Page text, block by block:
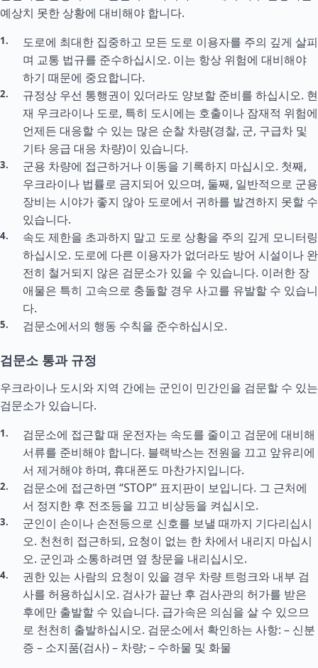
예상치 못한 상황에 대비해야 합니다.
도로에 최대한 집중하고 모든 도로 이용자를 주의 깊게 살피
며 교통 법규를 준수하십시오. 이는 항상 위험에 대비해야
하기 때문에 중요합니다.
규정상 우선 통행권이 있더라도 양보할 준비를 하십시오. 현
재 우크라이나 도로, 특히 도시에는 호출이나 잠재적 위험에
언제든 대응할 수 있는 많은 순찰 차량(경찰, 군, 구급차 및
기타 응급 대응 차량)이 있습니다.
군용 차량에 접근하거나 이동을 기록하지 마십시오. 첫째,
우크라이나 법률로 금지되어 있으며, 둘째, 일반적으로 군용
장비는 시야가 좋지 않아 도로에서 귀하를 발견하지 못할 수
있습니다.
속도 제한을 초과하지 말고 도로 상황을 주의 깊게 모니터링
하십시오. 도로에 다른 이용자가 없더라도 방어 시설이나 완
전히 철거되지 않은 검문소가 있을 수 있습니다. 이러한 장
애물은 특히 고속으로 충돌할 경우 사고를 유발할 수 있습니
다.
검문소에서의 행동 수칙을 준수하십시오.
검문소 통과 규정
우크라이나 도시와 지역 간에는 군인이 민간인을 검문할 수 있는
검문소가 있습니다.
검문소에 접근할 때 운전자는 속도를 줄이고 검문에 대비해
서류를 준비해야 합니다. 블랙박스는 전원을 끄고 앞유리에
서 제거해야 하며, 휴대폰도 마찬가지입니다.
검문소에 접근하면 “STOP” 표지판이 보입니다. 그 근처에
서 정지한 후 전조등을 끄고 비상등을 켜십시오.
군인이 손이나 손전등으로 신호를 보낼 때까지 기다리십시
오. 천천히 접근하되, 요청이 없는 한 차에서 내리지 마십시
오. 군인과 소통하려면 옆 창문을 내리십시오.
권한 있는 사람의 요청이 있을 경우 차량 트렁크와 내부 검
사를 허용하십시오. 검사가 끝난 후 검사관의 허가를 받은
후에만 출발할 수 있습니다. 급가속은 의심을 살 수 있으므
로 천천히 출발하십시오. 검문소에서 확인하는 사항: – 신분
증 – 소지품(검사) – 차량; – 수하물 및 화물